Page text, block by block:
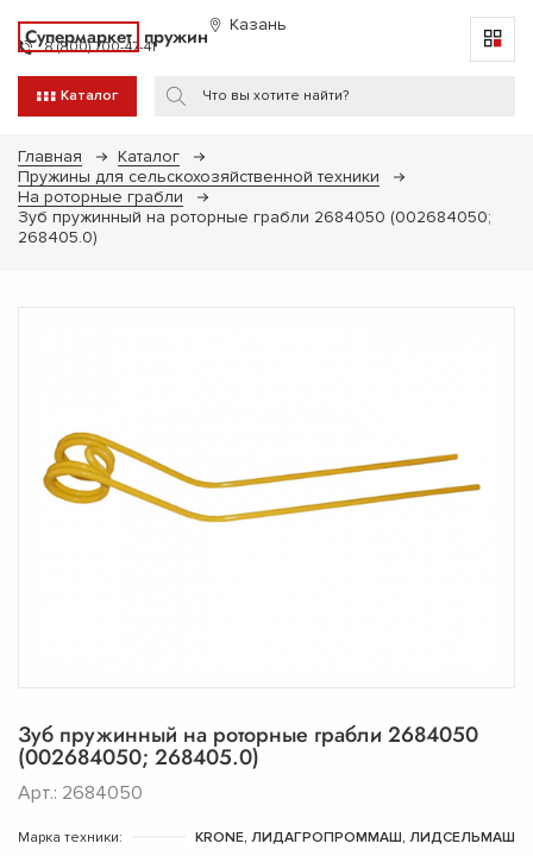
Супермаркет пружин Казань
8 (800) 700-47-41
Каталог
Главная
Каталог
Пружины для сельскохозяйственной техники
На роторные грабли
Зуб пружинный на роторные грабли 2684050 (002684050;
268405.0)
Зуб пружинный на роторные грабли 2684050
(002684050; 268405.0)
Арт.: 2684050
Марка техники:
KRONE, ЛИДАГРОПРОММАШ, ЛИДСЕЛЬМАШ